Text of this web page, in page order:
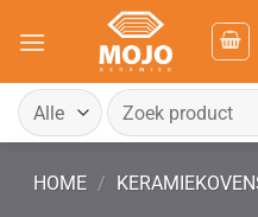
naar
Zoeken
naar:
HOME /